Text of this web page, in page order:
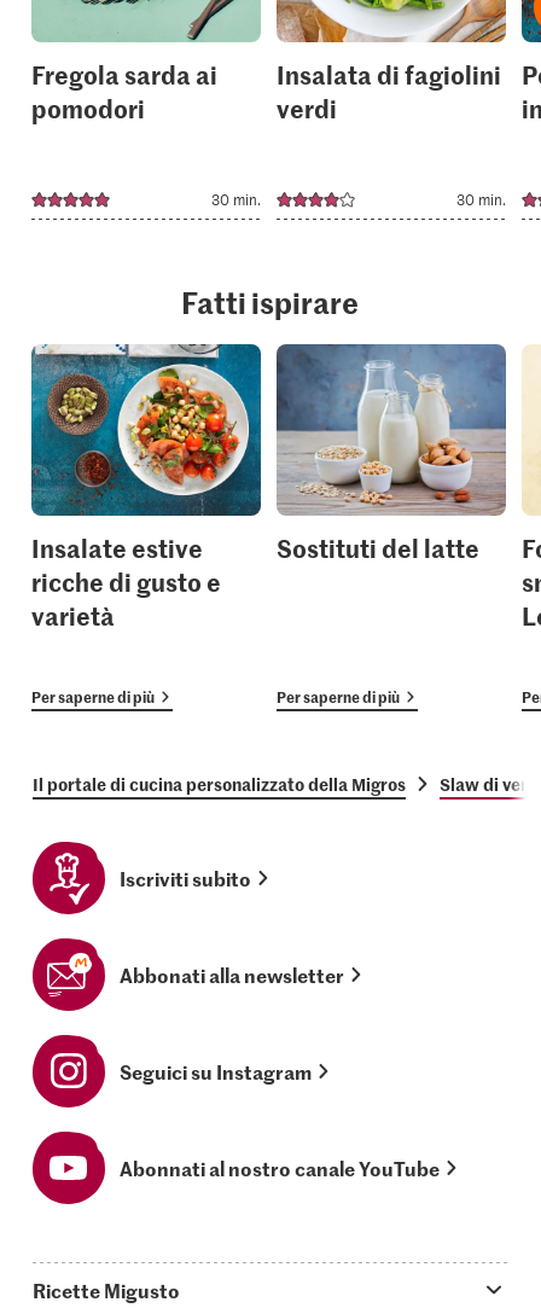
Fregola sarda ai
pomodori
30 min.
Insalata di fagiolini
verdi
30 min.
Fatti ispirare
Insalate estive
ricche di gusto e
varietà
Per saperne di più
Sostituti del latte
Per saperne di più
Il portale di cucina personalizzato della Migros Slaw di
Iscriviti subito
Abbonati alla newsletter
Seguici su Instagram
Abonnati al nostro canale YouTube
Ricette Migusto